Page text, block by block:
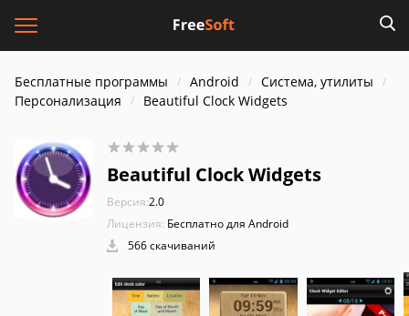
Бесплатные программы Android
Система, утилиты
Персонализация
Beautiful Clock Widgets
Beautiful Clock Widgets
Версия:2.0
Лицензия: Бесплатно для Android
566 скачиваний